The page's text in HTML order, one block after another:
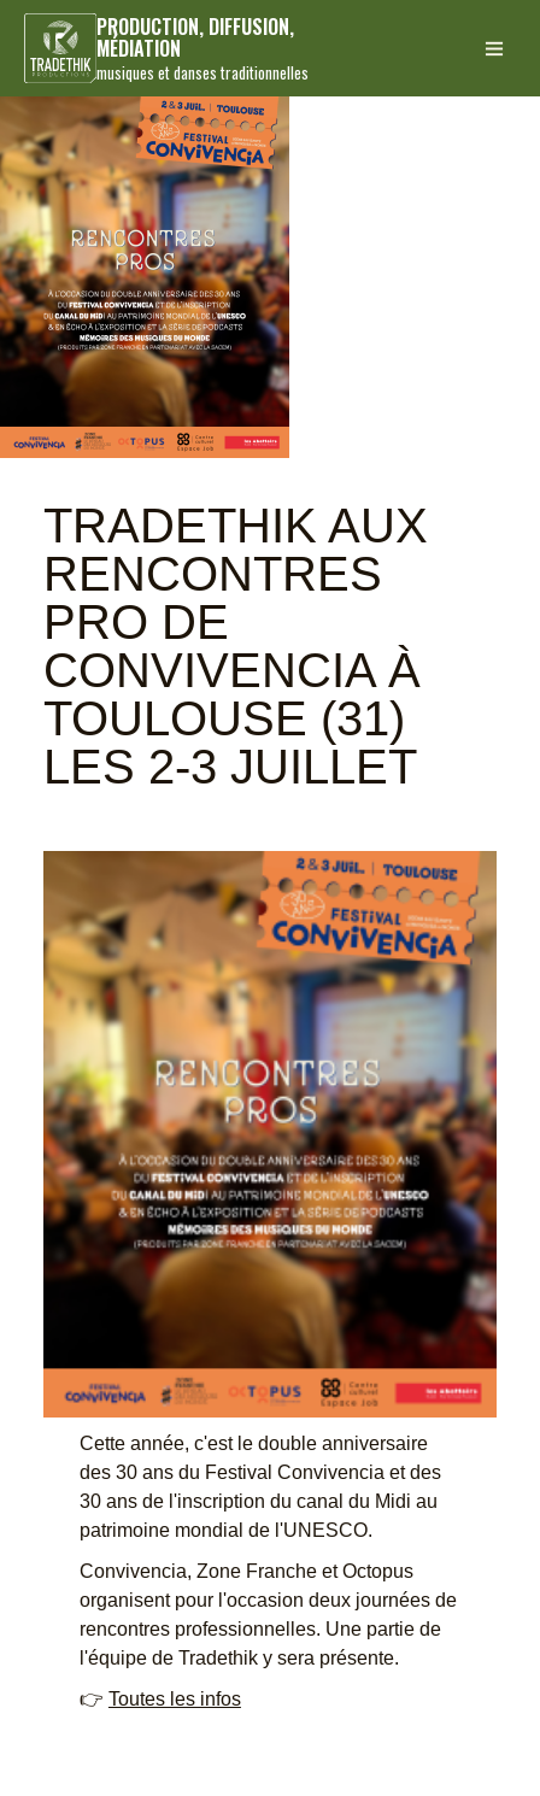
PRODUCTION, DIFFUSION,
MÉDIATION
musiques et danses traditionnelles
TRADETHIK AUX
RENCONTRES
PRO DE
CONVIVENCIA À
TOULOUSE (31)
LES 2-3 JUILLET
Cette année, c'est le double anniversaire
des 30 ans du Festival Convivencia et des
30 ans de l'inscription du canal du Midi au
patrimoine mondial de l'UNESCO.
Convivencia, Zone Franche et Octopus
organisent pour l'occasion deux journées de
rencontres professionnelles. Une partie de
l'équipe de Tradethik y sera présente.
👉 Toutes les infos